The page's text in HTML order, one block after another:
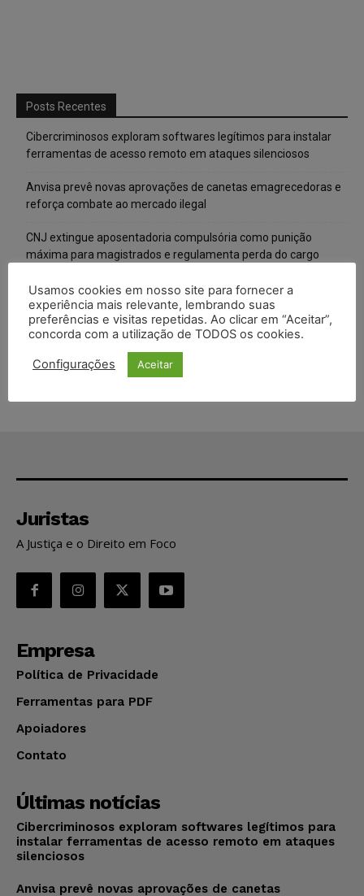
Posts Recentes
Cibercriminosos exploram softwares legítimos para instalar
ferramentas de acesso remoto em ataques silenciosos
Anvisa prevê novas aprovações de canetas emagrecedoras e
reforça combate ao mercado ilegal
CNJ extingue aposentadoria compulsória como punição
máxima para magistrados e regulamenta perda do cargo
Justiça de SP rejeita ação da família de Alexandre de Moraes
contra senador Alessandro Vieira
Conselho Nacional de Justiça determina afastamento da juíza
Gabriela Hardt por dois anos
Juristas
A Justiça e o Direito em Foco
Empresa
Política de Privacidade
Ferramentas para PDF
Apoiadores
Contato
Últimas notícias
Cibercriminosos exploram softwares legítimos para
instalar ferramentas de acesso remoto em ataques
silenciosos
Anvisa prevê novas aprovações de canetas
Usamos cookies em nosso site para fornecer a
experiência mais relevante, lembrando suas
preferências e visitas repetidas. Ao clicar em “Aceitar”,
concorda com a utilização de TODOS os cookies.
Configurações Aceitar